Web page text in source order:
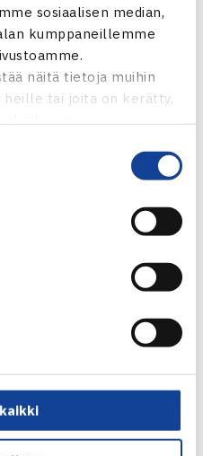
sosiaalisen median,
kumppaneillemme
näitä tietoja muihin
tai joita on kerätty,
4 6-3 Micke KONTINEN
/ Roberto MARCORA (ITA)
Salminen Hollannin